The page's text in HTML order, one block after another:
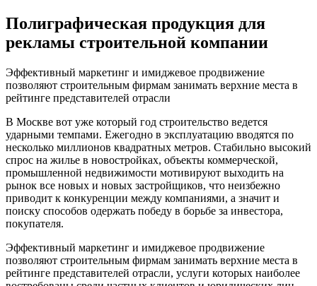
Полиграфическая продукция для
рекламы строительной компании
Эффективный маркетинг и имиджевое продвижение
позволяют строительным фирмам занимать верхние места в
рейтинге представителей отрасли
В Москве вот уже который год строительство ведется
ударными темпами. Ежегодно в эксплуатацию вводятся по
несколько миллионов квадратных метров. Стабильно высокий
спрос на жилье в новостройках, объекты коммерческой,
промышленной недвижимости мотивируют выходить на
рынок все новых и новых застройщиков, что неизбежно
приводит к конкуренции между компаниями, а значит и
поиску способов одержать победу в борьбе за инвестора,
покупателя.
Эффективный маркетинг и имиджевое продвижение
позволяют строительным фирмам занимать верхние места в
рейтинге представителей отрасли, услуги которых наиболее